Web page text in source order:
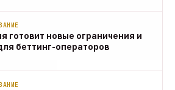
готовит новые ограничения и
беттинг-операторов